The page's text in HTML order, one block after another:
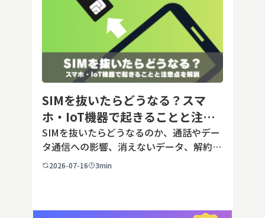
SIMを抜いたらどうなる？スマ
ホ・IoT機器で起きることと注意
点を解説
SIMを抜いたらどうなるのか、通話やデー
タ通信への影響、消えないデータ、解約や
端末譲渡時の注意点を整理。さらに法人・
2026-07-16 3min